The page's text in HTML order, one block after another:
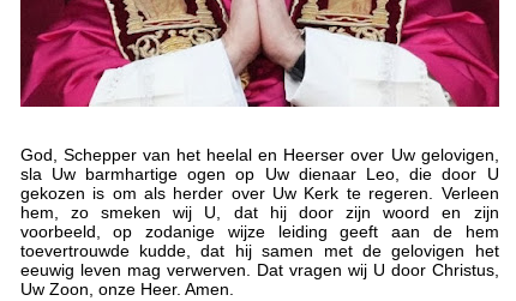
God, Schepper van het heelal en Heerser over Uw gelovigen,
sla Uw barmhartige ogen op Uw dienaar Leo, die door U
gekozen is om als herder over Uw Kerk te regeren. Verleen
hem, zo smeken wij U, dat hij door zijn woord en zijn
voorbeeld, op zodanige wijze leiding geeft aan de hem
toevertrouwde kudde, dat hij samen met de gelovigen het
eeuwig leven mag verwerven. Dat vragen wij U door Christus,
Uw Zoon, onze Heer. Amen.